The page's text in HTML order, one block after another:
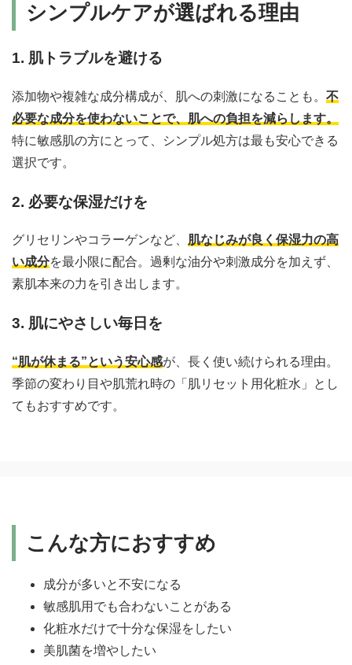
シンプルケアが選ばれる理由
1. 肌トラブルを避ける
添加物や複雑な成分構成が、肌への刺激になることも。 不
必要な成分を使わないことで、肌への負担を減らします。
特に敏感肌の方にとって、シンプル処方は最も安心できる
選択です。
2. 必要な保湿だけを
グリセリンやコラーゲンなど、 肌なじみが良く保湿力の高
い成分を最小限に配合。過剰な油分や刺激成分を加えず、
素肌本来の力を引き出します。
3. 肌にやさしい毎日を
“肌が休まる”という安心感が、長く使い続けられる理由。
季節の変わり目や肌荒れ時の「肌リセット用化粧水」とし
てもおすすめです。
こんな方におすすめ
成分が多いと不安になる
敏感肌用でも合わないことがある
化粧水だけで十分な保湿をしたい
美肌菌を増やしたい